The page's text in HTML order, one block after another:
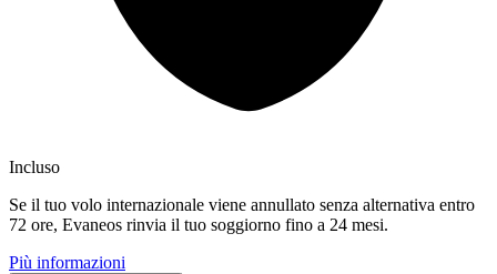
Incluso
Se il tuo volo internazionale viene annullato senza alternativa entro
72 ore, Evaneos rinvia il tuo soggiorno fino a 24 mesi.
Più informazioni